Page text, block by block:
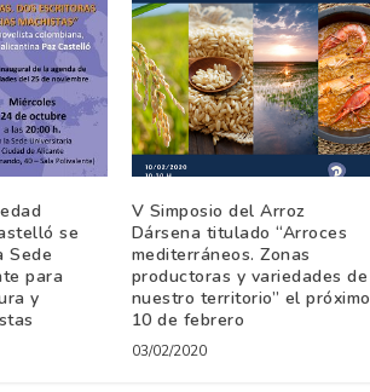
se
Sede
para
y
V Simposio del Arroz
Dársena titulado “Arroces
mediterráneos. Zonas
productoras y variedades de
nuestro territorio” el próximo
10 de febrero
03/02/2020